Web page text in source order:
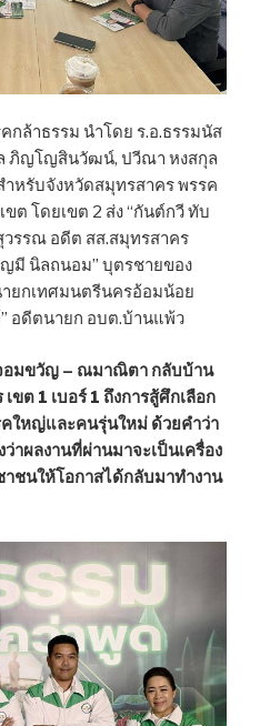
กล้าธรรม นำโดย ร.อ.ธรรมนัส
ภิญโญสินวัฒน์, ปวีณา หงสกุล
หรับจังหวัดสมุทรสาคร พรรค
ต โดยเขต 2 ส่ง “กันต์กวี ทับ
วรรณ อดีต สส.สมุทรสาคร
มี นิลถนอม” บุตรชายของ
ยกเทศมนตรีนครอ้อมน้อย
อดีตนายก อบต.บ้านแพ้ว
อมขวัญ – ณมาณิตา กลับบ้าน
ขต 1 เบอร์ 1 ถึงการสู้ศึกเลือก
ใหญ่และคนรุ่นใหม่ ด้วยคำว่า
าผลงานที่ผ่านมาจะเป็นเครื่อง
ชนให้โอกาสได้กลับมาทำงาน